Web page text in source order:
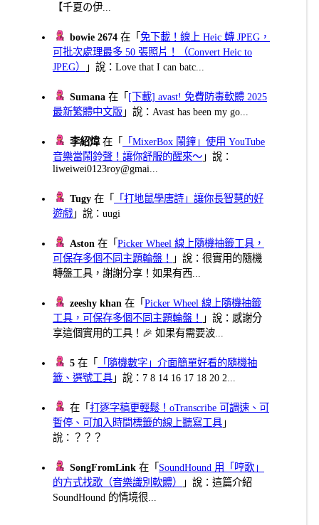
【千夏の伊...
bowie 2674 在「免下載！線上 Heic 轉 JPEG，
可批次處理最多 50 張照片！（Convert Heic to
JPEG）
」說：Love that I can batc...
Sumana 在「 [下載] avast! 免費防毒軟體 2025
最新繁體中文版 」說：Avast has been my go...
李紹煒在「
「MixerBox 鬧鐘」使用 YouTube
音樂當鬧鈴聲！讓你舒服的醒來～ 」說：
liweiwei0123roy@gmai...
Tugy 在「
「打地鼠學唐詩」讓你長智慧的好
遊戲 」說：uugi
Aston 在「Picker Wheel 線上隨機抽籤工具，
可保存多個不同主題輪盤！
」說：很實用的隨機
轉盤工具，謝謝分享！如果有西...
zeeshy khan 在「Picker Wheel 線上隨機抽籤
工具，可保存多個不同主題輪盤！
」說：感謝分
享這個實用的工具！🎉 如果有需要波...
5 在「
「隨機數字」介面簡單好看的隨機抽
籤、選號工具 」說：7 8 14 16 17 18 20 2...
在「打逐字稿更輕鬆！oTranscribe 可調速、可
暫停、可加入時間標籤的線上聽寫工具 」
說：？？？
SongFromLink 在「 SoundHound 用「哼歌」
的方式找歌（音樂識別軟體）
」說：這篇介紹
SoundHound 的情境很...